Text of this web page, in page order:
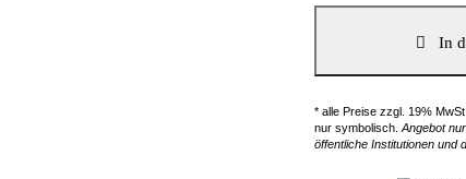
* alle Preise zzgl. 19%
nur symbolisch. Angebot
öffentliche Institutionen und